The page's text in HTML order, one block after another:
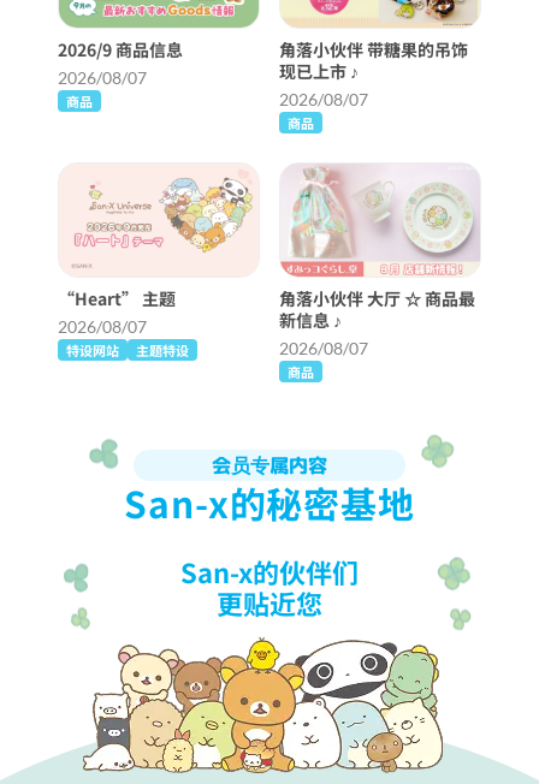
2026/9 商品信息
2026/08/07
商品
角落小伙伴 带糖果的吊饰
现已上市 ♪
2026/08/07
商品
“Heart” 主题
2026/08/07
特设网站 主题特设
角落小伙伴 大厅 ☆ 商品最
新信息 ♪
2026/08/07
商品
会员专属内容
San-x的秘密基地
San-x的伙伴们
更贴近您